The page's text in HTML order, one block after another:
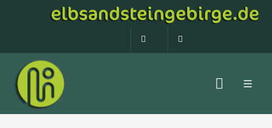
0160 99873408